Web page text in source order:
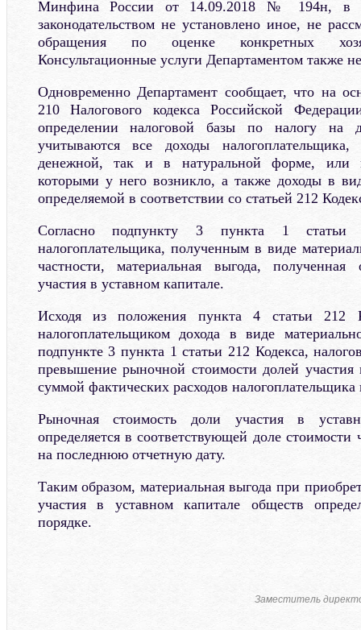
Минфина России от 14.09.2018 № 194н, в
законодательством не установлено иное, не
обращения по оценке конкретных
Консультационные услуги Департаментом также
Одновременно Департамент сообщает, что на
210 Налогового кодекса Российской
определении налоговой базы по налогу на
учитываются все доходы
денежной, так и в натуральной форме, или
которыми у него возникло, а также доходы в
определяемой в соответствии со статьей 212
Согласно подпункту 3 пункта 1 статьи
налогоплательщика, полученным в виде
частности, материальная выгода,
участия в уставном капитале.
Исходя из положения пункта 4 статьи 212
налогоплательщиком дохода в виде
подпункте 3 пункта 1 статьи 212 Кодекса,
превышение рыночной стоимости долей участия
суммой фактических расходов
Рыночная стоимость доли участия в
определяется в соответствующей доле
на последнюю отчетную дату.
Таким образом, материальная выгода при
участия в уставном капитале обществ
порядке.
Заместитель